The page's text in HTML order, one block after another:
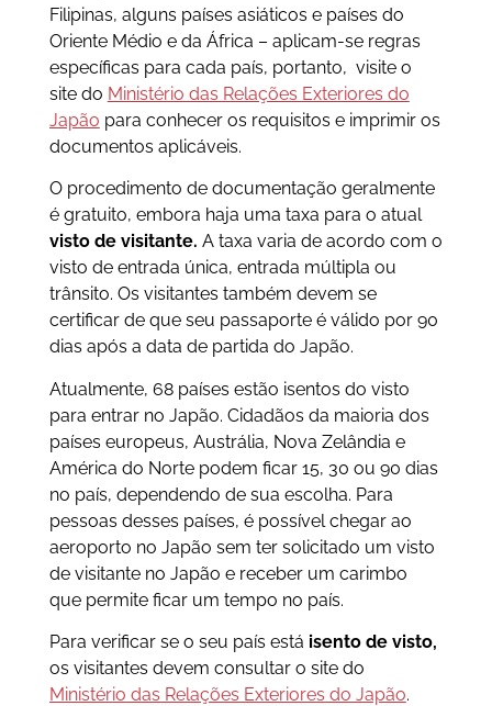
Filipinas, alguns países asiáticos e países do
Oriente Médio e da África – aplicam-se regras
específicas para cada país, portanto, visite o
site do Ministério das Relações Exteriores do
Japão para conhecer os requisitos e imprimir os
documentos aplicáveis.
O procedimento de documentação geralmente
é gratuito, embora haja uma taxa para o atual
visto de visitante. A taxa varia de acordo com o
visto de entrada única, entrada múltipla ou
trânsito. Os visitantes também devem se
certificar de que seu passaporte é válido por 90
dias após a data de partida do Japão.
Atualmente, 68 países estão isentos do visto
para entrar no Japão. Cidadãos da maioria dos
países europeus, Austrália, Nova Zelândia e
América do Norte podem ficar 15, 30 ou 90 dias
no país, dependendo de sua escolha. Para
pessoas desses países, é possível chegar ao
aeroporto no Japão sem ter solicitado um visto
de visitante no Japão e receber um carimbo
que permite ficar um tempo no país.
Para verificar se o seu país está isento de visto,
os visitantes devem consultar o site do
Ministério das Relações Exteriores do Japão.